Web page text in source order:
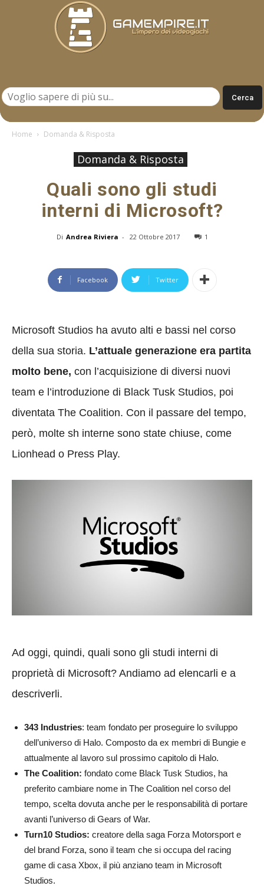
Home Domanda & Risposta
Domanda & Risposta
Quali sono gli studi
interni di Microsoft?
Di Andrea Riviera - 22 Ottobre 2017 1
Facebook Twitter
Microsoft Studios ha avuto alti e bassi nel corso
della sua storia. L’attuale generazione era partita
molto bene, con l’acquisizione di diversi nuovi
team e l’introduzione di Black Tusk Studios, poi
diventata The Coalition. Con il passare del tempo,
però, molte sh interne sono state chiuse, come
Lionhead o Press Play.
Ad oggi, quindi, quali sono gli studi interni di
proprietà di Microsoft? Andiamo ad elencarli e a
descriverli.
343 Industries: team fondato per proseguire lo sviluppo
dell’universo di Halo. Composto da ex membri di Bungie e
attualmente al lavoro sul prossimo capitolo di Halo.
The Coalition: fondato come Black Tusk Studios, ha
preferito cambiare nome in The Coalition nel corso del
tempo, scelta dovuta anche per le responsabilità di portare
avanti l’universo di Gears of War.
Turn10 Studios: creatore della saga Forza Motorsport e
del brand Forza, sono il team che si occupa del racing
game di casa Xbox, il più anziano team in Microsoft
Studios.